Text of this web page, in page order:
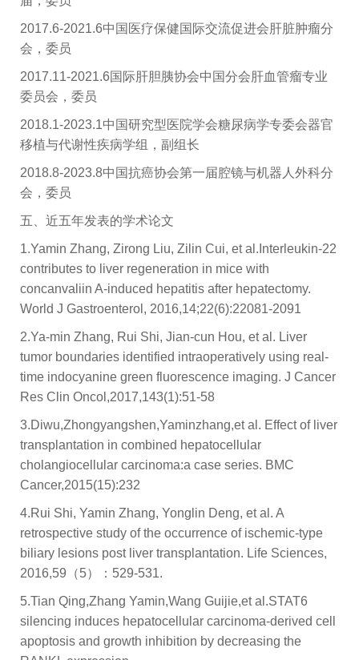
2017.6-2021.6中国医疗保健国际交流促进会肝脏肿瘤分
会 ，委员
2017.11-2021.6国际肝胆胰协会中国分会肝血管瘤专业
委员会 ，委员
2018.1-2023.1中国研究型医院学会糖尿病学专委会器官
移植与代谢性疾病学组 ，副组长
2018.8-2023.8中国抗癌协会第一届腔镜与机器人外科分
会 ，委员
五、近五年发表的学术论文
1.Yamin Zhang, Zirong Liu, Zilin Cui, et al.Interleukin-22
contributes to liver regeneration in mice with
concanvaliin A-induced hepatitis after hepatectomy.
World J Gastroenterol, 2016,14;22(6):22081-2091
2.Ya-min Zhang, Rui Shi, Jian-cun Hou, et al. Liver
tumor boundaries identified intraoperatively using real-
time indocyanine green fluorescence imaging. J Cancer
Res Clin Oncol,2017,143(1):51-58
3.Diwu,Zhongyangshen,Yaminzhang,et al. Effect of liver
transplantation in combined hepatocellular
cholangiocellular carcinoma:a case series. BMC
Cancer,2015(15):232
4.Rui Shi, Yamin Zhang, Yonglin Deng, et al. A
retrospective study of the occurrence of ischemic-type
biliary lesions post liver transplantation. Life Sciences,
2016,59（5）：529-531.
5.Tian Qing,Zhang Yamin,Wang Guijie,et al.STAT6
silencing induces hepatocellular carcinoma-derived cell
apoptosis and growth inhibition by decreasing the